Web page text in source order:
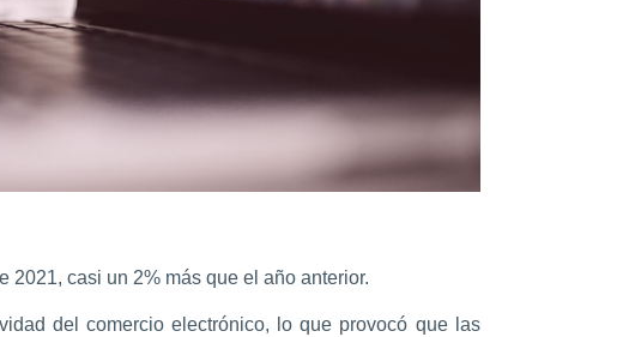
2021, casi un 2% más que el año anterior.
del comercio electrónico, lo que provocó que las